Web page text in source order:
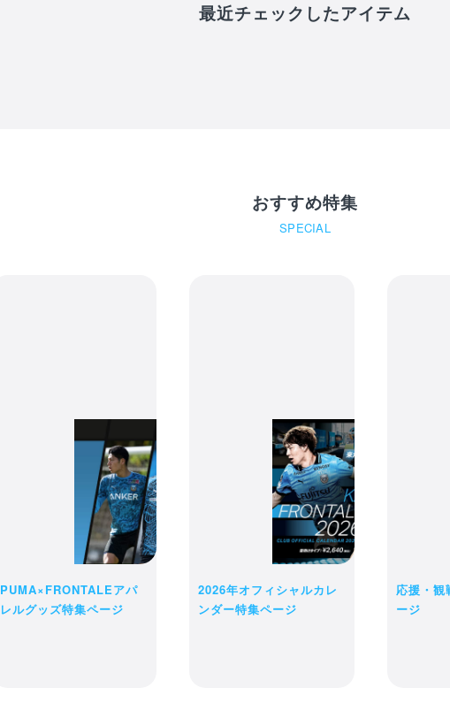
カートの商品は現時点ではお客様のために確保されておりません。商
ては、カートに入れた後でも品切れになる可能性がございます。
ご注文完了後の変更・キャンセル・返品・交換は一切お受け出来ませ
さい。
ショッピングを続ける 購入手
最近チェックしたアイテム
おすすめ特集
SPECIAL
PUMA×FRONTALEアパ
レルグッズ特集ページ
2026年オフィシャルカレ
ンダー特集ページ
応援・観
ージ